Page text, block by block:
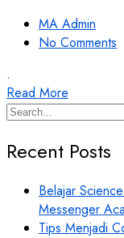
MA Admin
No Comments
.
Read More
Recent Posts
Belajar
Messenger
Tips Menjadi